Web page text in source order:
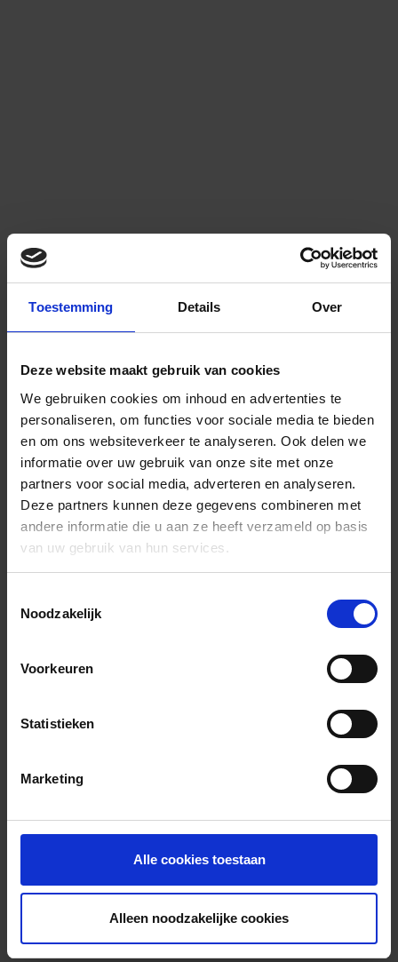
Toestemming Details Over
Deze website maakt gebruik van cookies
We gebruiken cookies om inhoud en advertenties te
personaliseren, om functies voor sociale media te bieden
en om ons websiteverkeer te analyseren. Ook delen we
informatie over uw gebruik van onze site met onze
partners voor social media, adverteren en analyseren.
Deze partners kunnen deze gegevens combineren met
andere informatie die u aan ze heeft verzameld op basis
van uw gebruik van hun services.
Noodzakelijk
Voorkeuren
Statistieken
Marketing
Alle cookies toestaan
Alleen noodzakelijke cookies